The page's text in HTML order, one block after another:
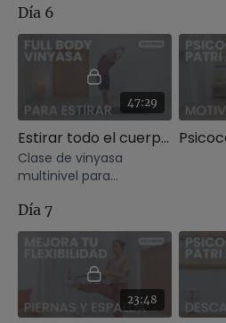
brazos de manera
segura.
Día 6
47:29
Estirar todo el cuerpo. Vinyasa con Agus
Clase de vinyasa
multinivel para
estiramiento y amor a
cada parte del cuerpo.
Día 7
23:48